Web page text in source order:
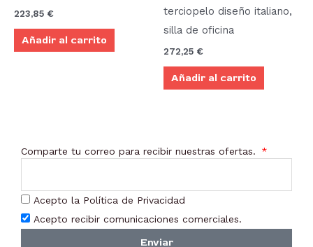
223,85 €
Añadir al carrito
terciopelo diseño italiano,
silla de oficina
272,25 €
Añadir al carrito
Comparte tu correo para recibir nuestras ofertas.
Acepto la Política de Privacidad
Acepto recibir comunicaciones comerciales.
Enviar